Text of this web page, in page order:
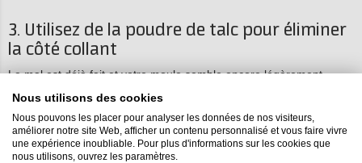
3. Utilisez de la poudre de talc pour éliminer
la côté collant
Le mal est déjà fait et votre moule semble encore légèrement
jetez pas le moule immédiatement. Vous pouvez souvent éliminer
le côté collant en frottant légèrement le moule avec de la poudre de
talc. Cela neutralise la sensation collante et vous permet d'utiliser le
moule pour vos coulées.
Nous utilisons des cookies
Nous pouvons les placer pour analyser les données de nos visiteurs,
améliorer notre site Web, afficher un contenu personnalisé et vous faire vivre
une expérience inoubliable. Pour plus d'informations sur les cookies que
nous utilisons, ouvrez les paramètres.